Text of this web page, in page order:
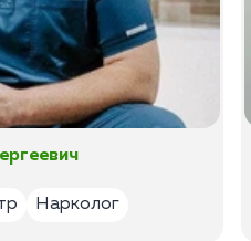
Нарколог